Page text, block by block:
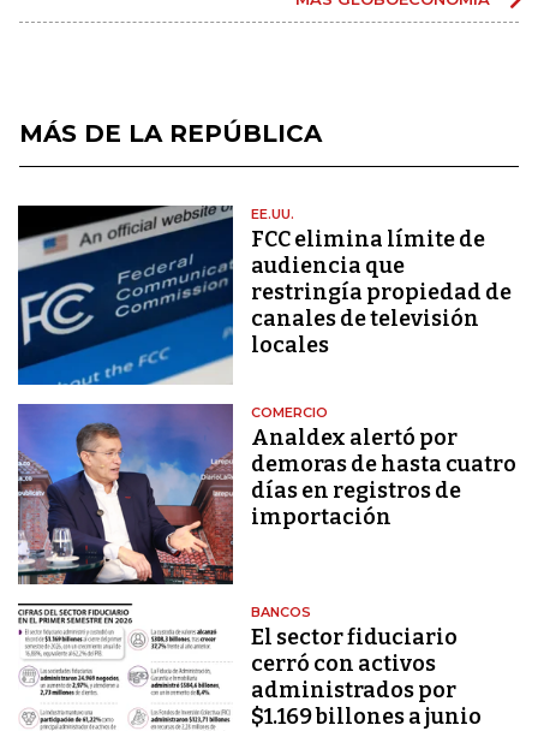
MÁS DE LA REPÚBLICA
EE.UU.
FCC elimina límite de
audiencia que
restringía propiedad de
canales de televisión
locales
COMERCIO
Analdex alertó por
demoras de hasta cuatro
días en registros de
importación
BANCOS
El sector fiduciario
cerró con activos
administrados por
$1.169 billones a junio